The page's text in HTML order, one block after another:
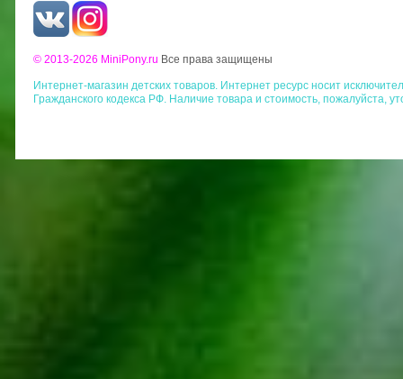
© 2013-2026 MiniPony.ru Все права защищены
Интернет-магазин детских товаров. Интернет ресурс носит
Гражданского кодекса РФ. Наличие товара и стоимость, пожалуйста,